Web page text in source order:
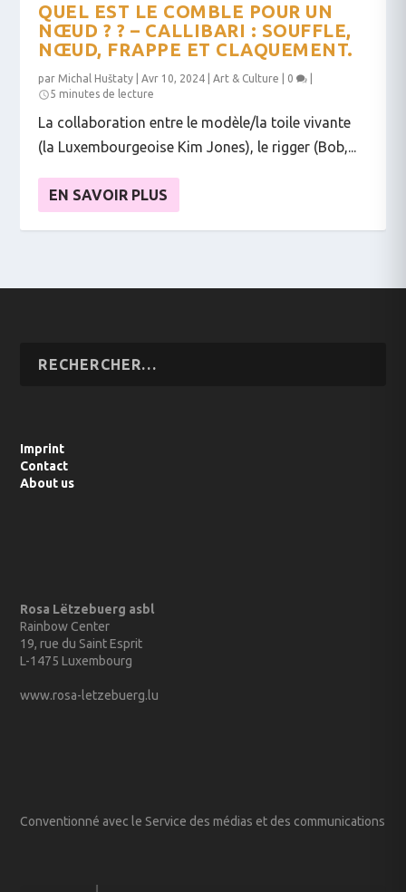
QUEL EST LE COMBLE POUR UN
NŒUD ? ? – CALLIBARI : SOUFFLE,
NŒUD, FRAPPE ET CLAQUEMENT.
par Michal Huštaty |Avr 10, 2024 |Art & Culture 0
5 minutes de lecture
La collaboration entre le modèle/la toile vivante
(la Luxembourgeoise Kim Jones), le rigger (Bob,...
EN SAVOIR PLUS
Imprint
Contact
About us
Rosa Lëtzebuerg asbl
Rainbow Center
19, rue du Saint Esprit
L-1475 Luxembourg
www.rosa-letzebuerg.lu
Conventionné avec le Service des médias et des communications